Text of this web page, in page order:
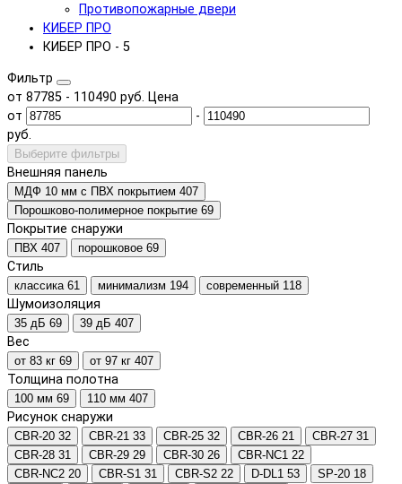
Противопожарные двери
КИБЕР ПРО
КИБЕР ПРО - 5
Фильтр
от 87785 - 110490 руб. Цена
от
-
руб.
Выберите фильтры
Внешняя панель
МДФ 10 мм с ПВХ покрытием 407
Порошково-полимерное покрытие 69
Покрытие снаружи
ПВХ 407 порошковое 69
Стиль
классика 61 минимализм 194 современный 118
Шумоизоляция
35 дБ 69 39 дБ 407
Вес
от 83 кг 69 от 97 кг 407
Толщина полотна
100 мм 69 110 мм 407
Рисунок снаружи
CBR-20 32 CBR-21 33 CBR-25 32 CBR-26 21 CBR-27 31
CBR-28 31 CBR-29 29 CBR-30 26 CBR-NC1 22
CBR-NC2 20 CBR-S1 31 CBR-S2 22 D-DL1 53 SP-20 18